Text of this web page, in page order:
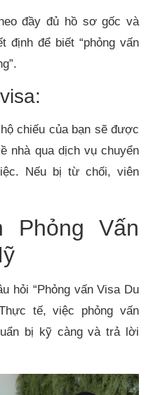
đầy đủ hồ sơ gốc và
định để biết “phỏng vấn
chiếu của bạn sẽ được
nhà qua dịch vụ chuyển
Nếu bị từ chối, viên
Phỏng Vấn
hỏi “Phỏng vấn Visa Du
tế, việc phỏng vấn
bị kỹ càng và trả lời